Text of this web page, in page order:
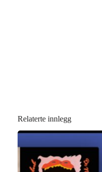
Relaterte innlegg